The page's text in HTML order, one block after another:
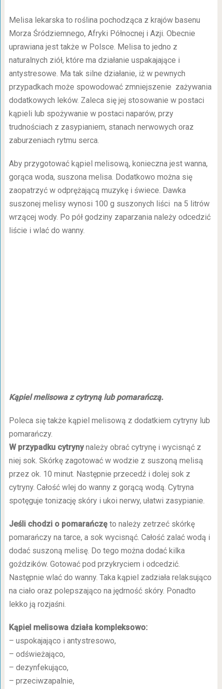
Melisa lekarska to roślina pochodząca z krajów basenu
Morza Śródziemnego, Afryki Północnej i Azji. Obecnie
uprawiana jest także w Polsce. Melisa to jedno z
naturalnych ziół, które ma działanie uspakajające i
antystresowe. Ma tak silne działanie, iż w pewnych
przypadkach może spowodować zmniejszenie zażywania
dodatkowych leków. Zaleca się jej stosowanie w postaci
kąpieli lub spożywanie w postaci naparów, przy
trudnościach z zasypianiem, stanach nerwowych oraz
zaburzeniach rytmu serca.
Aby przygotować kąpiel melisową, konieczna jest wanna,
gorąca woda, suszona melisa. Dodatkowo można się
zaopatrzyć w odprężającą muzykę i świece. Dawka
suszonej melisy wynosi 100 g suszonych liści na 5 litrów
wrzącej wody. Po pół godziny zaparzania należy odcedzić
liście i wlać do wanny.
Kąpiel melisowa z cytryną lub pomarańczą.
Poleca się także kąpiel melisową z dodatkiem cytryny lub
pomarańczy.
W przypadku cytrynynależy obrać cytrynę i wycisnąć z
niej sok. Skórkę zagotować w wodzie z suszoną melisą
przez ok. 10 minut. Następnie przecedź i dolej sok z
cytryny. Całość wlej do wanny z gorącą wodą. Cytryna
spotęguje tonizację skóry i ukoi nerwy, ułatwi zasypianie.
Jeśli chodzi o pomarańczęto należy zetrzeć skórkę
pomarańczy na tarce, a sok wycisnąć. Całość zalać wodą i
dodać suszoną melisę. Do tego można dodać kilka
goździków. Gotować pod przykryciem i odcedzić.
Następnie wlać do wanny. Taka kąpiel zadziała relaksująco
na ciało oraz polepszająco na jędrność skóry. Ponadto
lekko ją rozjaśni.
Kąpiel melisowa działa kompleksowo:
– uspokajająco i antystresowo,
– odświeżająco,
– dezynfekująco,
– przeciwzapalnie,